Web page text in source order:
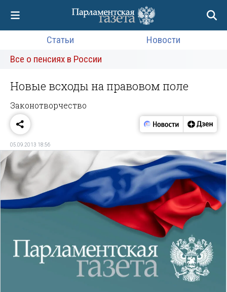
Статьи
Новости
Все о пенсиях в России
Новые всходы на правовом поле
Законотворчество
05.09.2013 18:56